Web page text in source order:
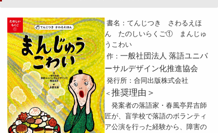
書名：てんじつき さわるえほ
ん たのしいらくご① まんじゅ
うこわい
作： 一般社団法人 落語ユニバ
ーサルデザイン化推進協会
発行所：合同出版株式会社
＜推奨理由＞
発案者の落語家・春風亭昇吉師
匠が、盲学校で落語のボランティ
ア公演を行った経験から、障害の